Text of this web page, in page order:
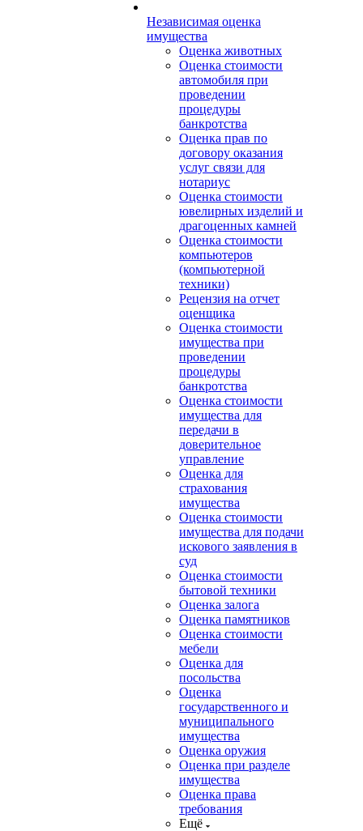
Независимая оценка
имущества
Оценка животных
Оценка стоимости
автомобиля при
проведении
процедуры
банкротства
Оценка прав по
договору оказания
услуг связи для
нотариус
Оценка стоимости
ювелирных изделий и
драгоценных камней
Оценка стоимости
компьютеров
(компьютерной
техники)
Рецензия на отчет
оценщика
Оценка стоимости
имущества при
проведении
процедуры
банкротства
Оценка стоимости
имущества для
передачи в
доверительное
управление
Оценка для
страхования
имущества
Оценка стоимости
имущества для подачи
искового заявления в
суд
Оценка стоимости
бытовой техники
Оценка залога
Оценка памятников
Оценка стоимости
мебели
Оценка для
посольства
Оценка
государственного и
муниципального
имущества
Оценка оружия
Оценка при разделе
имущества
Оценка права
требования
Ещё